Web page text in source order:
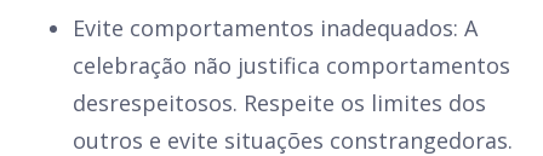
Evite comportamentos inadequados: A
celebração não justifica comportamentos
desrespeitosos. Respeite os limites dos
outros e evite situações constrangedoras.